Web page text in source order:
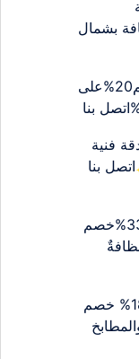
نظافة بشمال
شركة تنظيف فنادق بالرياض..خصم20%على
فنية
بنا
افضل شركات التنظيف بالرياض..33%خصم
شركة تنظيف ارضيات بالرياض بـ18% خصم